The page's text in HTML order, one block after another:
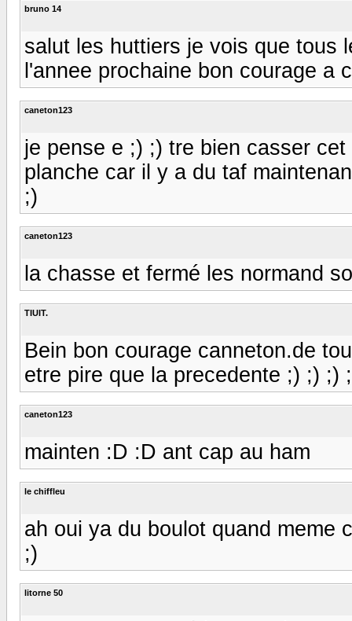
bruno 14
salut les huttiers je vois que tous
l'annee prochaine bon courage a
caneton123
je pense e ;) ;) tre bien casser
planche car il y a du taf
;)
caneton123
la chasse et fermé les normand
TIUIT.
Bein bon courage canneton.de
etre pire que la precedente ;) ;) ;)
caneton123
mainten :D :D ant cap au ham
le chiffleu
ah oui ya du boulot quand meme
;)
litorne 50